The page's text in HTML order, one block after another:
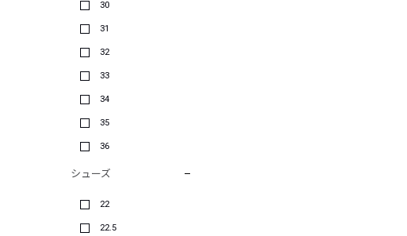
30
31
32
33
34
35
36
シューズ
22
22.5